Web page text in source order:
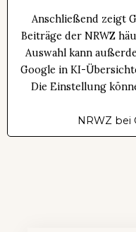
Anschließend zeigt
Beiträge der NRWZ
Auswahl kann
Google in KI-
Die Einstellung
NRWZ bei